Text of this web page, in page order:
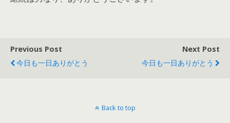
Previous Post
今日も一日ありがとう
Next Post
今日も一日ありがとう
Back to top